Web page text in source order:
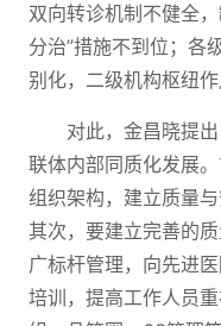
双向转诊机制不健全
分治”措施不到位；各
别化，二级机构枢纽作
对此，金昌晓提
联体内部同质化发展
组织架构，建立质量
其次，要建立完善的
广标杆管理，向先进
培训，提高工作人员